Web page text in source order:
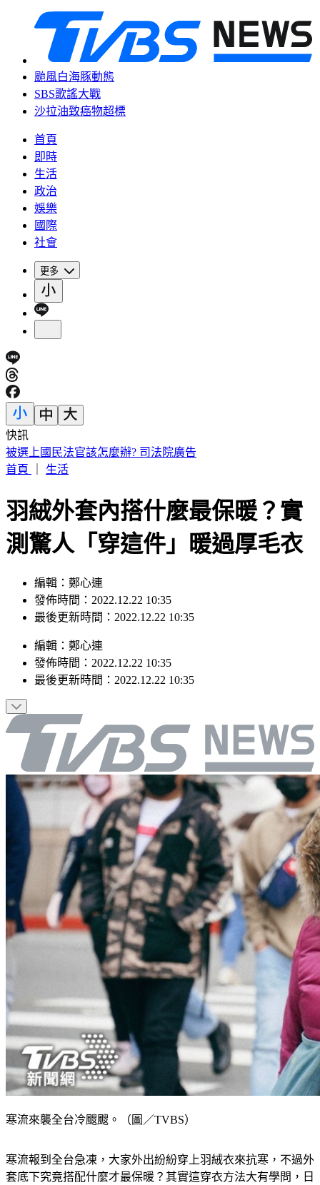
颱風白海豚動態
SBS歌謠大戰
沙拉油致癌物超標
首頁
即時
生活
政治
娛樂
國際
社會
更多
快訊
「網購神童」暴富3.9億染毒重摔 重讀高中日領7百元零用
首頁
生活
羽絨外套內搭什麼最保暖？實
測驚人「穿這件」暖過厚毛衣
編輯：鄭心連
發佈時間：2022.12.22 10:35
最後更新時間：2022.12.22 10:35
編輯 ： 鄭心連
發佈時間： 2022.12.22 10:35
最後更新時間： 2022.12.22 10:35
寒流來襲全台冷颼颼。（圖／TVBS）
寒流報到全台急凍，大家外出紛紛穿上羽絨衣來抗寒，不過外
套底下究竟搭配什麼才最保暖？其實這穿衣方法大有學問，日